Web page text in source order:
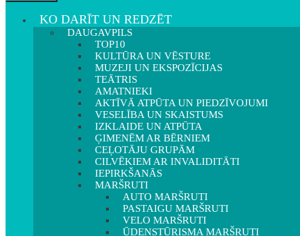
KO DARĪT UN REDZĒT
DAUGAVPILS
TOP10
KULTŪRA UN VĒSTURE
MUZEJI UN EKSPOZĪCIJAS
TEĀTRIS
AMATNIEKI
AKTĪVĀ ATPŪTA UN PIEDZĪVOJUMI
VESELĪBA UN SKAISTUMS
IZKLAIDE UN ATPŪTA
ĢIMENĒM AR BĒRNIEM
CEĻOTĀJU GRUPĀM
CILVĒKIEM AR INVALIDITĀTI
IEPIRKŠANĀS
MARŠRUTI
AUTO MARŠRUTI
PASTAIGU MARŠRUTI
VELO MARŠRUTI
ŪDENSTŪRISMA MARŠRUTI